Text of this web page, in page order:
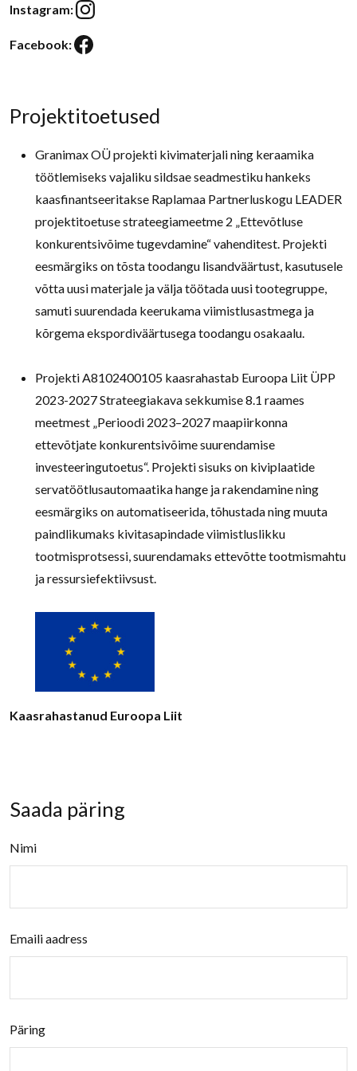
Instagram:Instagram
Facebook:Facebook
Projektitoetused
Granimax OÜ projekti kivimaterjali ning keraamika
töötlemiseks vajaliku sildsae seadmestiku hankeks
kaasfinantseeritakse Raplamaa Partnerluskogu LEADER
projektitoetuse strateegiameetme 2 „Ettevõtluse
konkurentsivõime tugevdamine“ vahenditest. Projekti
eesmärgiks on tõsta toodangu lisandväärtust, kasutusele
võtta uusi materjale ja välja töötada uusi tootegruppe,
samuti suurendada keerukama viimistlusastmega ja
kõrgema ekspordiväärtusega toodangu osakaalu.
Projekti A8102400105 kaasrahastab Euroopa Liit ÜPP
2023-2027 Strateegiakava sekkumise 8.1 raames
meetmest „Perioodi 2023–2027 maapiirkonna
ettevõtjate konkurentsivõime suurendamise
investeeringutoetus“. Projekti sisuks on kiviplaatide
servatöötlusautomaatika hange ja rakendamine ning
eesmärgiks on automatiseerida, tõhustada ning muuta
paindlikumaks kivitasapindade viimistluslikku
tootmisprotsessi, suurendamaks ettevõtte tootmismahtu
ja ressursiefektiivsust.
Kaasrahastanud Euroopa Liit
Saada päring
Nimi
Emaili aadress
Päring